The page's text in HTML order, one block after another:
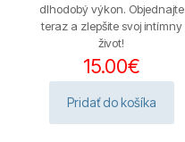
dlhodobý výkon. Objednajte
teraz a zlepšite svoj intímny
život!
15.00€
Pridať do košíka